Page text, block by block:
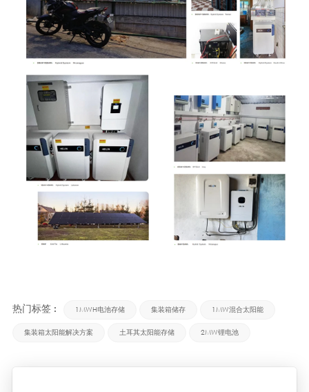
热门标签 : 1MWH电池存储 集装箱储存 1MW混合太阳能
集装箱太阳能解决方案 土耳其太阳能存储 2MW锂电池